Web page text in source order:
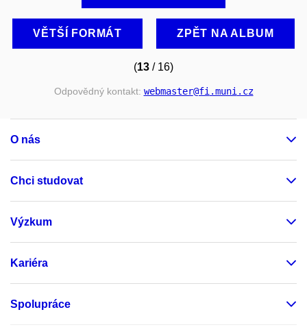
VĚTŠÍ FORMÁT ZPĚT NA ALBUM
(13 / 16)
Odpovědný kontakt: webmaster@fi.muni.cz
O nás
Chci studovat
Výzkum
Kariéra
Spolupráce